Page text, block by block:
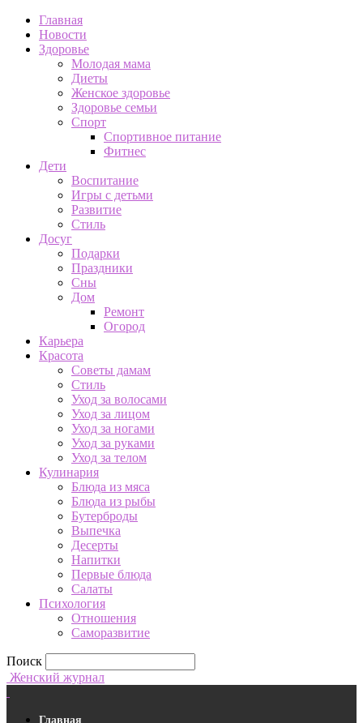
Главная
Новости
Здоровье
Молодая мама
Диеты
Женское здоровье
Здоровье семьи
Спорт
Спортивное питание
Фитнес
Дети
Воспитание
Игры с детьми
Развитие
Стиль
Досуг
Подарки
Праздники
Сны
Дом
Ремонт
Огород
Карьера
Красота
Советы дамам
Стиль
Уход за волосами
Уход за лицом
Уход за ногами
Уход за руками
Уход за телом
Кулинария
Блюда из мяса
Блюда из рыбы
Бутерброды
Выпечка
Десерты
Напитки
Первые блюда
Салаты
Психология
Отношения
Саморазвитие
Поиск
Женский журнал
Главная